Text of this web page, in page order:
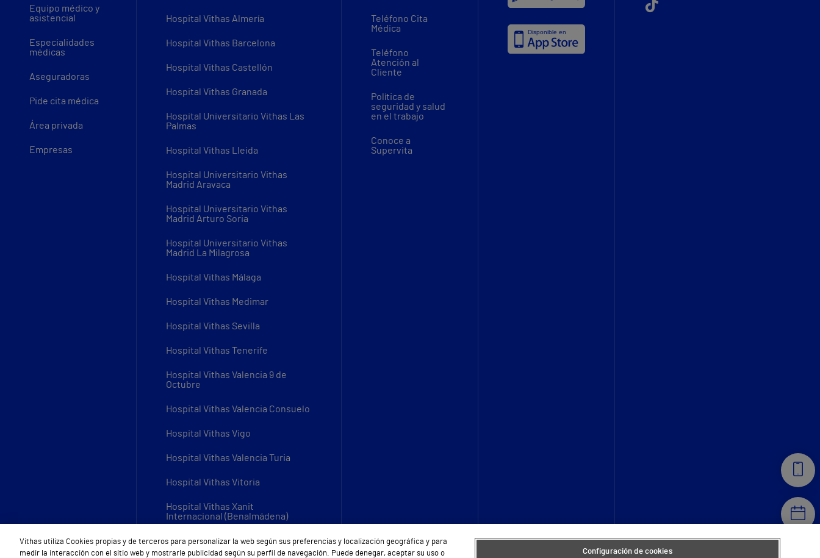
Equipo médico y
asistencial
Especialidades
médicas
Aseguradoras
Pide cita médica
Área privada
Empresas
Hospital Vithas Almería
Hospital Vithas Barcelona
Hospital Vithas Castellón
Hospital Vithas Granada
Hospital Universitario Vithas Las
Palmas
Hospital Vithas Lleida
Hospital Universitario Vithas
Madrid Aravaca
Hospital Universitario Vithas
Madrid Arturo Soria
Hospital Universitario Vithas
Madrid La Milagrosa
Hospital Vithas Málaga
Hospital Vithas Medimar
Hospital Vithas Sevilla
Hospital Vithas Tenerife
Hospital Vithas Valencia 9 de
Octubre
Hospital Vithas Valencia Consuelo
Hospital Vithas Vigo
Hospital Vithas Valencia Turia
Hospital Vithas Vitoria
Hospital Vithas Xanit
Internacional (Benalmádena)
Todos los centros Vithas
Teléfono Cita
Médica
Teléfono
Atención al
Cliente
Política de
seguridad y salud
en el trabajo
Conoce a
Supervita
Vithas utiliza Cookies propias y de terceros para personalizar la web según sus preferencias y localización geográfica y para
medir la interacción con el sitio web y mostrarle publicidad según su perfil de navegación. Puede denegar, aceptar su uso o
Configuración de cookies